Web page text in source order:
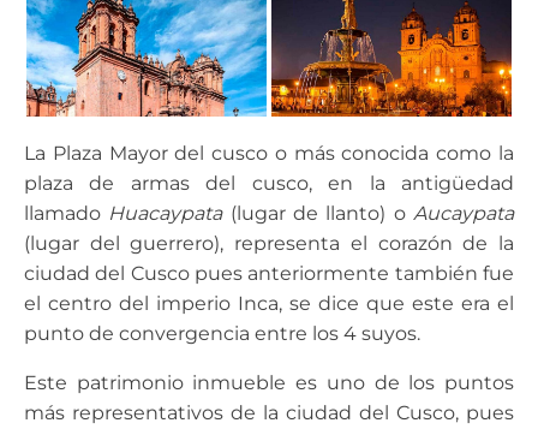
La Plaza Mayor del cusco o más conocida como la
plaza de armas del cusco, en la antigüedad
llamado Huacaypata(lugar de llanto) o Aucaypata
(lugar del guerrero), representa el corazón de la
ciudad del Cusco pues anteriormente también fue
el centro del imperio Inca, se dice que este era el
punto de convergencia entre los 4 suyos.
Este patrimonio inmueble es uno de los puntos
más representativos de la ciudad del Cusco, pues